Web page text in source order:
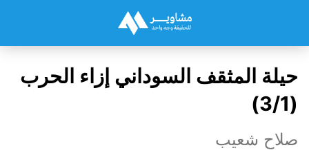
حيلة المثقف السوداني إزاء الحرب
(3/1)
صلاح شعيب